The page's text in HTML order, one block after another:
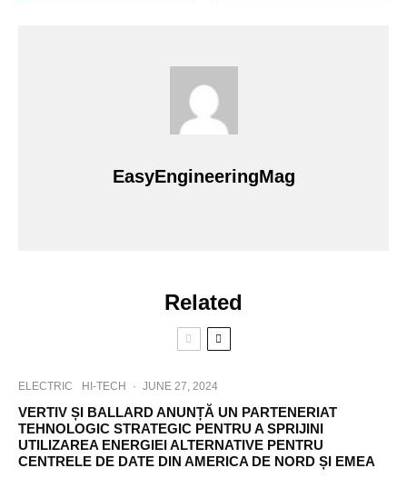
EasyEngineeringMag
Related
ELECTRIC HI-TECH · JUNE 27, 2024
VERTIV ȘI BALLARD ANUNȚĂ UN PARTENERIAT
TEHNOLOGIC STRATEGIC PENTRU A SPRIJINI
UTILIZAREA ENERGIEI ALTERNATIVE PENTRU
CENTRELE DE DATE DIN AMERICA DE NORD ȘI EMEA